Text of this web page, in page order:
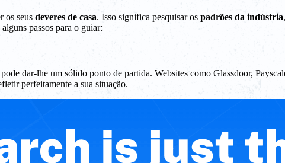
os seus deveres de casa. Isso significa pesquisar os padrões da indústria,
passos para o guiar:
dar-lhe um sólido ponto de partida. Websites como Glassdoor,
perfeitamente a sua situação.